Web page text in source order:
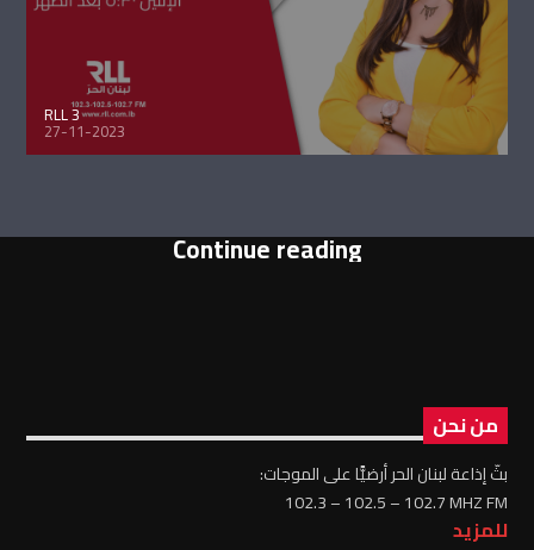
RLL 3
27-11-2023
Continue reading
من نحن
بثّ إذاعة لبنان الحر أرضيًّا على الموجات:
102.3 – 102.5 – 102.7 MHZ FM
للمزيد